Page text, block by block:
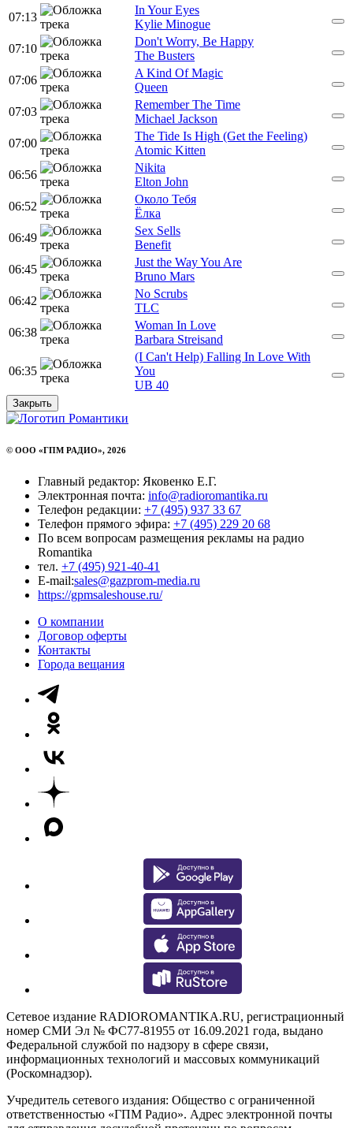
07:13
In Your Eyes
Kylie Minogue
07:10
Don't Worry, Be Happy
The Busters
07:06
A Kind Of Magic
Queen
07:03
Remember The Time
Michael Jackson
07:00
The Tide Is High (Get the Feeling)
Atomic Kitten
06:56
Nikita
Elton John
06:52
Около Тебя
Ёлка
06:49
Sex Sells
Benefit
06:45
Just the Way You Are
Bruno Mars
06:42
No Scrubs
TLC
06:38
Woman In Love
Barbara Streisand
06:35
(I Can't Help) Falling In Love With
You
UB 40
Закрыть
© ООО «ГПМ РАДИО», 2026
Главный редактор: Яковенко Е.Г.
Электронная почта: info@radioromantika.ru
Телефон редакции: +7 (495) 937 33 67
Телефон прямого эфира: +7 (495) 229 20 68
По всем вопросам размещения рекламы на радио
Romantika
тел. +7 (495) 921-40-41
E-mail:sales@gazprom-media.ru
https://gpmsaleshouse.ru/
О компании
Договор оферты
Контакты
Города вещания
Сетевое издание RADIOROMANTIKA.RU, регистрационный
номер СМИ Эл № ФС77-81955 от 16.09.2021 года, выдано
Федеральной службой по надзору в сфере связи,
информационных технологий и массовых коммуникаций
(Роскомнадзор).
Учредитель сетевого издания: Общество с ограниченной
ответственностью «ГПМ Радио». Адрес электронной почты